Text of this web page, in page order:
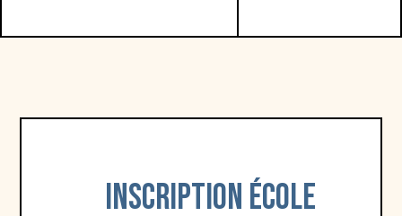
Inscription École